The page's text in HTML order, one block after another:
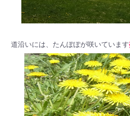
道沿いには、たんぽぽが咲いています